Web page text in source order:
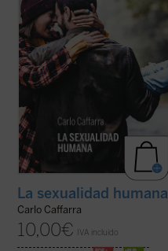
creador ---es decir, un acto de inteligencia y
de voluntad--- de Dios. Antes de haber sido
concebido en ... (ver ficha)
La sexualidad humana
Carlo Caffarra
10,00€ IVA incluido